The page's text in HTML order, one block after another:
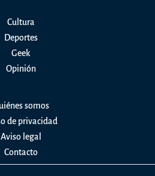
Cultura
Deportes
Geek
Opinión
somos
de privacidad
Aviso legal
Contacto